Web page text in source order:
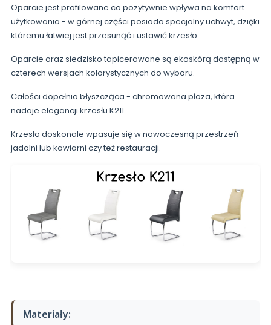
Oparcie jest profilowane co pozytywnie wpływa na komfort
użytkowania - w górnej części posiada specjalny uchwyt, dzięki
któremu łatwiej jest przesunąć i ustawić krzesło.
Oparcie oraz siedzisko tapicerowane są ekoskórą dostępną w
czterech wersjach kolorystycznych do wyboru.
Całości dopełnia błyszcząca - chromowana płoza, która
nadaje elegancji krzesłu K211.
Krzesło doskonale wpasuje się w nowoczesną przestrzeń
jadalni lub kawiarni czy też restauracji.
Materiały: